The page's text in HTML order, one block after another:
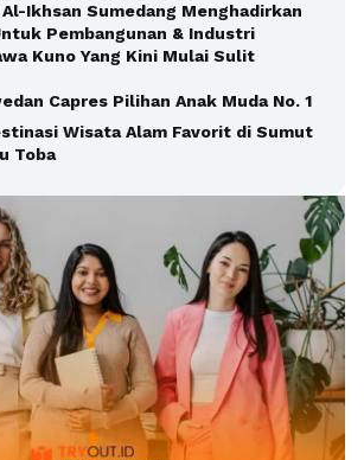
Ikhsan Sumedang Menghadirkan
Pembangunan & Industri
Kuno Yang Kini Mulai Sulit
Capres Pilihan Anak Muda No. 1
Wisata Alam Favorit di Sumut
Toba